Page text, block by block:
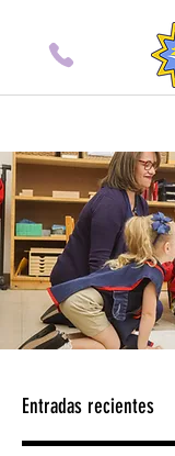
Entradas recientes